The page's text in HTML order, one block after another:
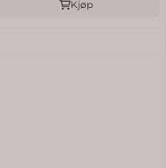
Kjøp